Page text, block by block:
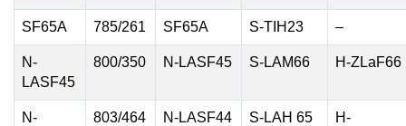
SF65A 785/261 SF65A S-TIH23 –
N-
LASF45
800/350 N-LASF45 S-LAM66 H-ZLaF66
N-
803/464 N-LASF44 S-LAH 65
H-